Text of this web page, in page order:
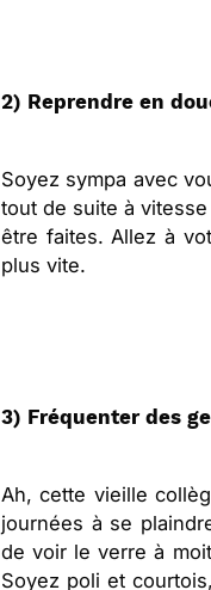
2) Reprendre en
Soyez sympa avec
tout de suite à
être faites. Allez à
plus vite.
3) Fréquenter des
Ah, cette vieille
journées à se
de voir le verre à
Soyez poli et